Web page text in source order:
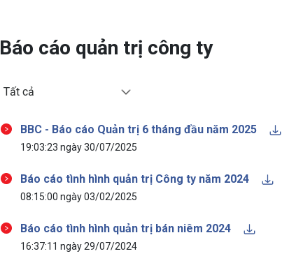
Báo cáo quản trị công ty
Tất cả
BBC - Báo cáo Quản trị 6 tháng đầu năm 2025
19:03:23 ngày 30/07/2025
Báo cáo tình hình quản trị Công ty năm 2024
08:15:00 ngày 03/02/2025
Báo cáo tình hình quản trị bán niêm 2024
16:37:11 ngày 29/07/2024